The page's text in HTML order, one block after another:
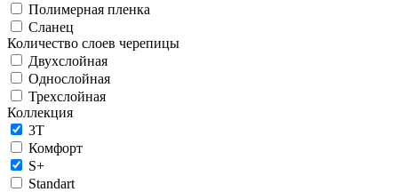
Полимерная пленка
Сланец
Количество слоев черепицы
Двухслойная
Однослойная
Трехслойная
Коллекция
3T
Комфорт
S+
Standart